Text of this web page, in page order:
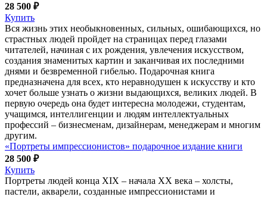
28 500 ₽
Купить
Вся жизнь этих необыкновенных, сильных, ошибающихся, но
страстных людей пройдет на страницах перед глазами
читателей, начиная с их рождения, увлечения искусством,
создания знаменитых картин и заканчивая их последними
днями и безвременной гибелью. Подарочная книга
предназначена для всех, кто неравнодушен к искусству и кто
хочет больше узнать о жизни выдающихся, великих людей. В
первую очередь она будет интересна молодежи, студентам,
учащимся, интеллигенции и людям интеллектуальных
профессий – бизнесменам, дизайнерам, менеджерам и многим
другим.
«Портреты импрессионистов» подарочное издание книги
28 500 ₽
Купить
Портреты людей конца XIX – начала XX века – холсты,
пастели, акварели, созданные импрессионистами и